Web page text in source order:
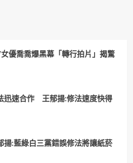
優喬喬爆黑幕「轉行拍片」揭驚
迅速合作 王郁揚:修法速度快得
:藍綠白三黨錯誤修法將讓紙菸